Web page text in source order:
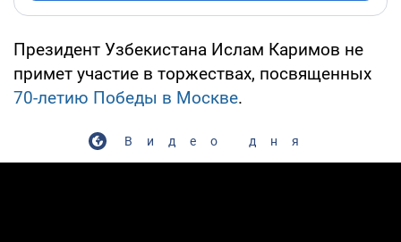
Президент Узбекистана Ислам Каримов не
примет участие в торжествах, посвященных
70-летию Победы в Москве.
Видео дня